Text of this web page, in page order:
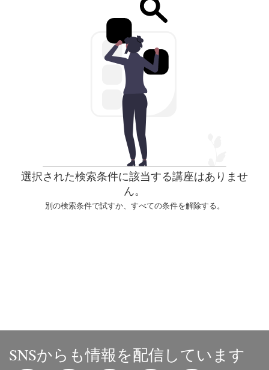
選択された検索条件に該当する講座はありませ
ん。
別の検索条件で試すか、すべての条件を解除する。
SNSからも情報を配信しています